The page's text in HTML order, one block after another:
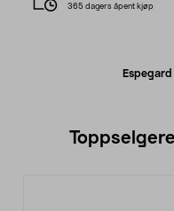
Espegard
365 dagers åpent kjøp